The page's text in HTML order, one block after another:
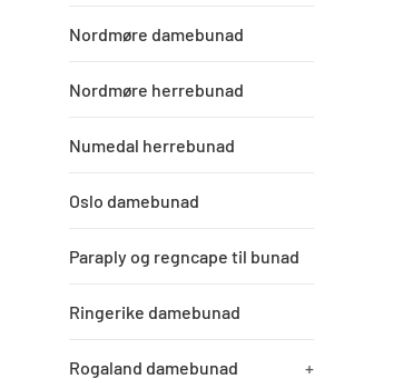
Nordmøre damebunad
Nordmøre herrebunad
Numedal herrebunad
Oslo damebunad
Paraply og regncape til bunad
Ringerike damebunad
Rogaland damebunad +